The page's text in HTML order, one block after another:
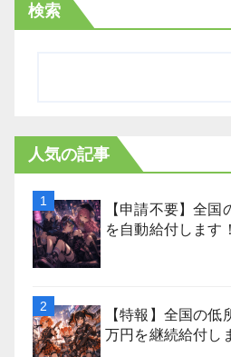
検索
人気の記事
【申請不要】全国
を自動給付します！
【特報】全国の
万円を継続給付し